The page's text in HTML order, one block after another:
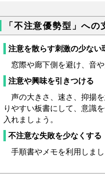
「不注意優勢型」への
注意を散らす刺激の少ない
窓際や廊下側を避け、音や
注意や興味を引きつける
声の大きさ、速さ、抑揚
りやすい板書にして、意識
入れましょう。
不注意な失敗を少なくする
手順書やメモを利用しまし